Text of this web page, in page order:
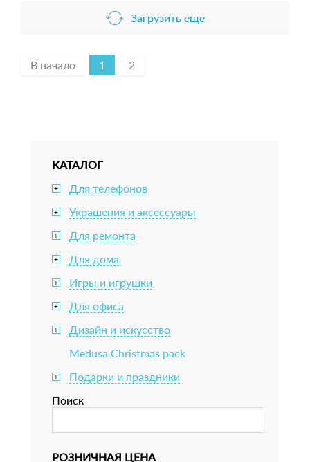
Загрузить еще
В начало 1 2
КАТАЛОГ
+ Для телефонов
+ Украшения и аксессуары
+ Для ремонта
+ Для дома
+ Игры и игрушки
+ Для офиса
+
Дизайн и искусство
Medusa Christmas pack
+
Подарки и праздники
Поиск
РОЗНИЧНАЯ ЦЕНА